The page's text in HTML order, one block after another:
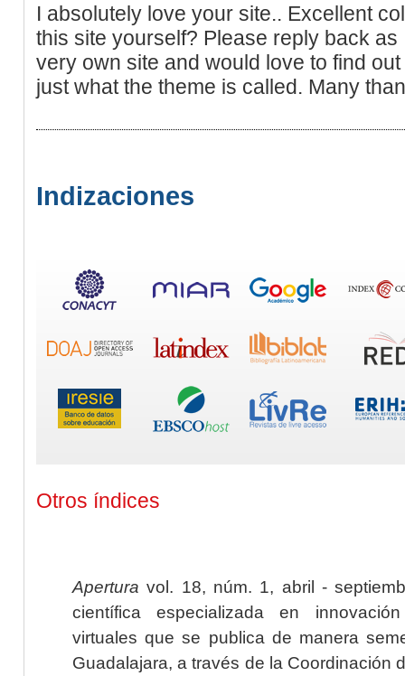
I absolutely love your site.. Excellent
this site yourself? Please reply back as
very own site and would love to find
just what the theme is called. Many
Indizaciones
Otros índices
Apertura vol. 18, núm. 1, abril -
científica especializada en
virtuales que se publica de manera
Guadalajara, a través de la Coordinación